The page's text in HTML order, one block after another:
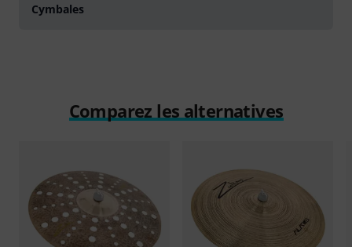
Cymbales
Comparez les alternatives